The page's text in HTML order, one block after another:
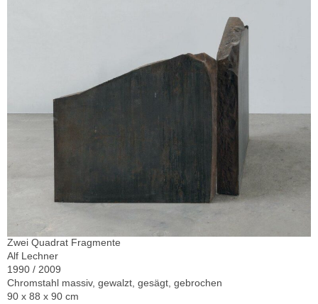
Zwei Quadrat Fragmente
Alf Lechner
1990 / 2009
Chromstahl massiv, gewalzt, gesägt, gebrochen
90 x 88 x 90 cm